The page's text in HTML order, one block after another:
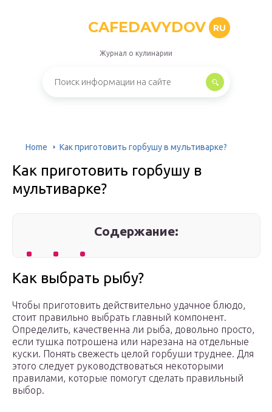
CAFEDAVYDOV RU
Журнал о кулинарии
Home Как приготовить горбушу в мультиварке?
Как приготовить горбушу в
мультиварке?
Содержание:
Как выбрать рыбу?
Чтобы приготовить действительно удачное блюдо,
стоит правильно выбрать главный компонент.
Определить, качественна ли рыба, довольно просто,
если тушка потрошена или нарезана на отдельные
куски. Понять свежесть целой горбуши труднее. Для
этого следует руководствоваться некоторыми
правилами, которые помогут сделать правильный
выбор.